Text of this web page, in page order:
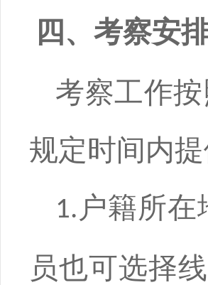
四、考察安
考察工作
规定时间内
1. 户籍所
员也可选择